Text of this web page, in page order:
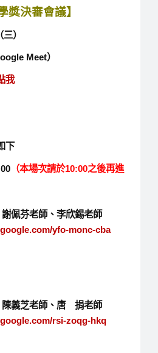
獎決審會議】
）
Meet）
我
下
（本場次請於10:00之後再進
佩芬老師、李欣錫老師
yfo-monc-cba
義芝老師、唐 捐老師
rsi-zoqg-hkq